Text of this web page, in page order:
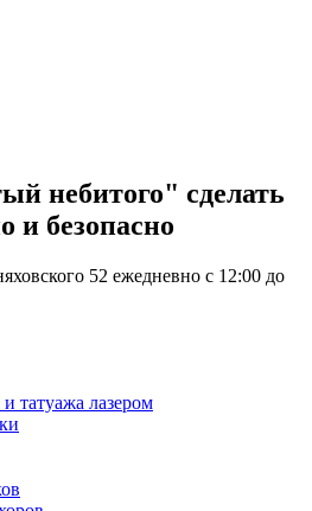
небитого" сделать
и безопасно
52 ежедневно с 12:00 до
татуажа лазером